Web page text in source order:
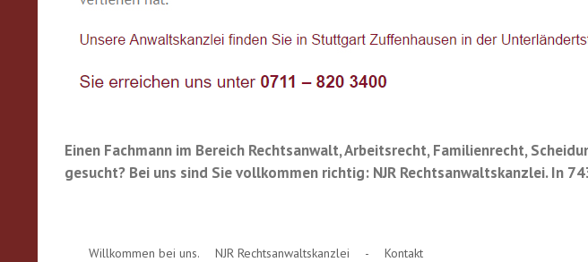
Einen Fachmann im Bereich Rechtsanwalt, Arbeitsrecht, Familienrecht,
gesucht? Bei uns sind Sie vollkommen richtig: NJR Rechtsanwaltskanzlei. In
Willkommen bei uns. NJR Rechtsanwaltskanzlei - Kontakt